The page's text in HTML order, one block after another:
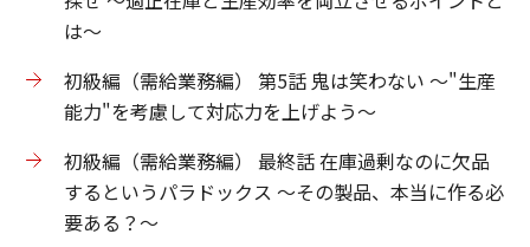
は～
初級編（需給業務編） 第5話 鬼は笑わない ～"生産
能力"を考慮して対応力を上げよう～
初級編（需給業務編） 最終話 在庫過剰なのに欠品
するというパラドックス ～その製品、本当に作る必
要ある？～